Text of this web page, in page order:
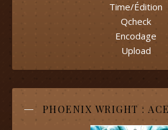
Time/Édition
Qcheck
Encodage
Upload
PHOENIX WRIGHT :